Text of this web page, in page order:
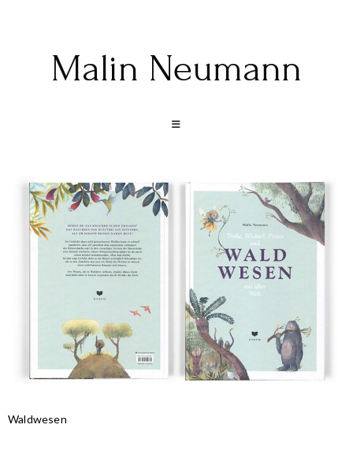
Malin Neumann
Waldwesen